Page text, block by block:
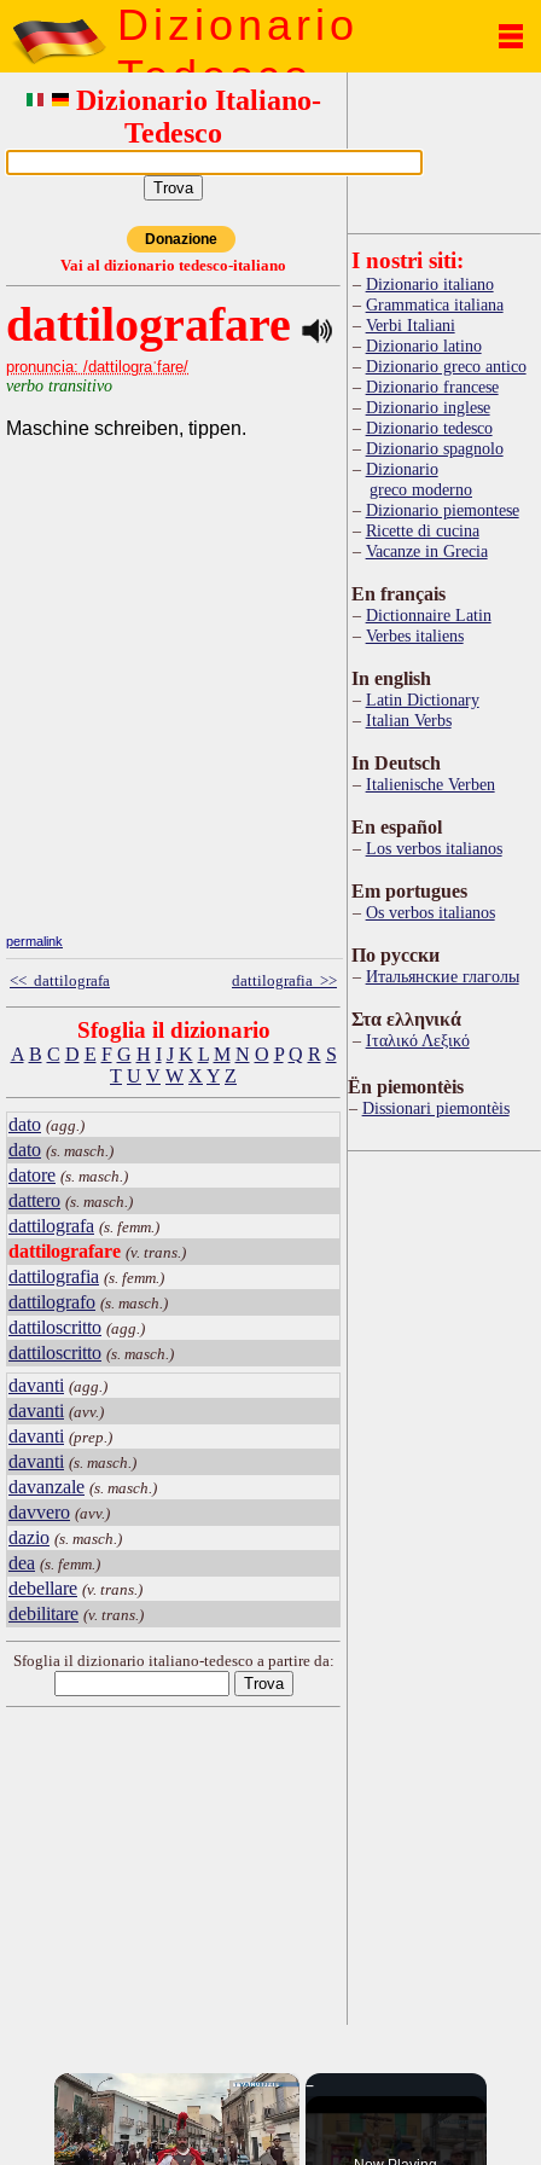
Dizionario
Tedesco
Dizionario Italiano-
Tedesco
Donazione
Vai al dizionario tedesco-italiano
dattilografare
pronuncia: /dattilograˈfare/
verbo transitivo
Maschine schreiben, tippen.
permalink
<< dattilografa dattilografia >>
Sfoglia il dizionario
A B C D E F G H I J K L M N O P Q R S
T U V W X Y Z
dato (agg.)
dato (s. masch.)
datore (s. masch.)
dattero (s. masch.)
dattilografa (s. femm.)
dattilografare (v. trans.)
dattilografia (s. femm.)
dattilografo (s. masch.)
dattiloscritto (agg.)
dattiloscritto (s. masch.)
davanti (agg.)
davanti (avv.)
davanti (prep.)
davanti (s. masch.)
davanzale (s. masch.)
davvero (avv.)
dazio (s. masch.)
dea (s. femm.)
debellare (v. trans.)
debilitare (v. trans.)
Sfoglia il dizionario italiano-tedesco a partire da:
I nostri siti:
Dizionario italiano
Grammatica italiana
Verbi Italiani
Dizionario latino
Dizionario greco antico
Dizionario francese
Dizionario inglese
Dizionario tedesco
Dizionario spagnolo
Dizionario
greco moderno
Dizionario piemontese
Ricette di cucina
Vacanze in Grecia
En français
Dictionnaire Latin
Verbes italiens
In english
Latin Dictionary
Italian Verbs
In Deutsch
Italienische Verben
En español
Los verbos italianos
Em portugues
Os verbos italianos
По русски
Итальянские глаголы
Στα ελληνικά
Ιταλικό Λεξικό
Ën piemontèis
Dissionari piemontèis
×